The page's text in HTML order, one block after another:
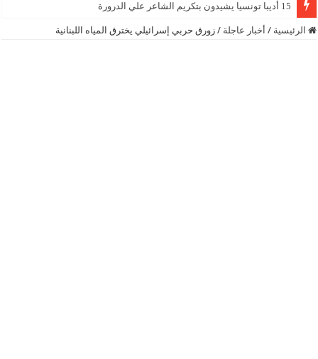
15 أديبا تونسيا يشيدون بتكريم الشاعر علي الدرورة
الرئيسية / أخبار عاجلة / زورق حربي إسرائيلي يخترق المياه اللبنانية